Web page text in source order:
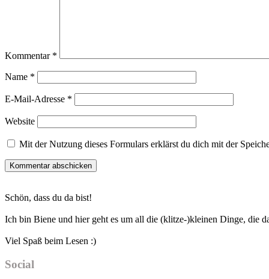
Kommentar *
Name *
E-Mail-Adresse *
Website
Mit der Nutzung dieses Formulars erklärst du dich mit der
Sidebar
Schön, dass du da bist!
Ich bin Biene und hier geht es um all die (klitze-)kleinen Dinge, die
Viel Spaß beim Lesen :)
Social